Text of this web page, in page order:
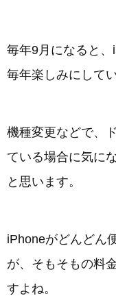
毎年9月になると、
毎年楽しみにして
機種変更などで、
ている場合に気に
と思います。
iPhoneがどんどん
が、そもそもの料
すよね。